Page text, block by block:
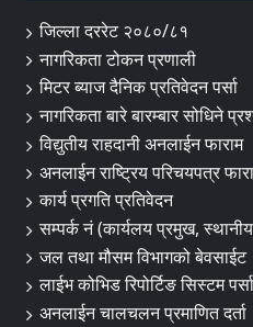
जिल्ला दररेट २०८०/८१
नागरिकता टोकन प्रणाली
मिटर ब्याज दैनिक प्रतिवेदन पर्सा
नागरिकता बारे बारम्बार सोधिने
विद्युतीय राहदानी अनलाईन फाराम
अनलाईन राष्ट्रिय परिचयपत्र
कार्य प्रगति प्रतिवेदन
सम्पर्क नं (कार्यलय प्रमुख,
जल तथा मौसम विभागको बेवसाईट
लाईभ कोभिड रिपोर्टिङ सिस्टम पर्सा
अनलाईन चालचलन प्रमाणित दर्ता